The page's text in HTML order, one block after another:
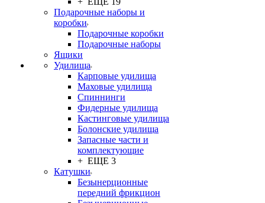
Подарочные наборы и
коробки
Подарочные коробки
Подарочные наборы
Ящики
Удилища
Карповые удилища
Маховые удилища
Спиннинги
Фидерные удилища
Кастинговые удилища
Болонские удилища
Запасные части и
комплектующие
+ ЕЩЕ 3
Катушки
Безынерционные
передний фрикцион